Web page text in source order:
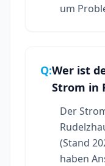
um
Q:Wer ist
Strom in
Der
(Stand
haben